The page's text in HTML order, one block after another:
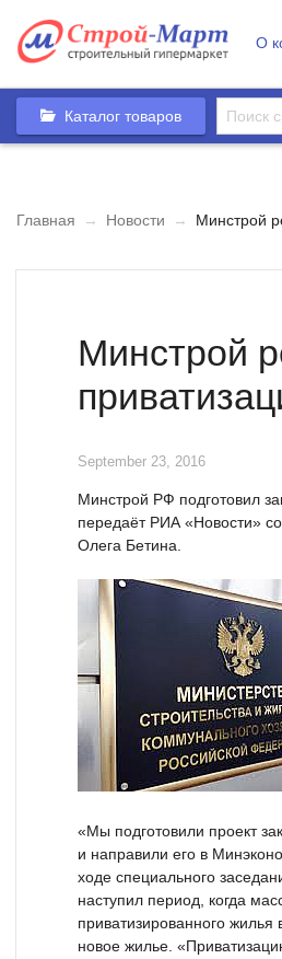
О
Каталог товаров
Главная → Новости → Минстрой
Минстрой
September 23, 2016
Минстрой РФ подготовил
передаёт РИА «Новости»
Олега Бетина.
«Мы подготовили проект
и направили его в
ходе специального
наступил период, когда
приватизированного
новое жилье.